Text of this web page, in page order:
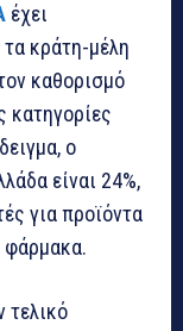
έχει
τα κράτη-μέλη
καθορισμό
κατηγορίες
ο
είναι 24%,
για προϊόντα